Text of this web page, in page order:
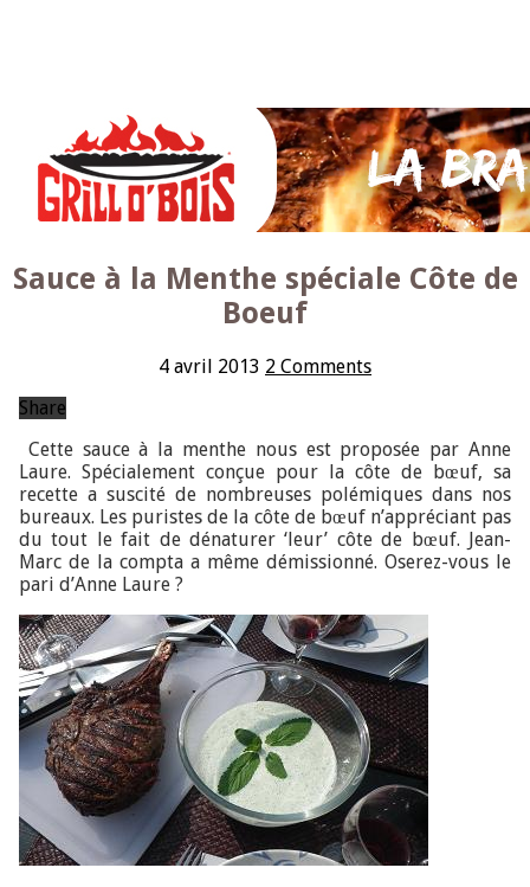
Sauce à la Menthe spéciale Côte de
Boeuf
4 avril 2013 2 Comments
Share
Cettesauce à la menthe nous est proposée par Anne
Laure. Spécialement conçue pour la côte de bœuf, sa
recette a suscité de nombreuses polémiques dans nos
bureaux. Les puristes de la côte de bœuf n’appréciant pas
du tout le fait de dénaturer ‘leur’ côte de bœuf. Jean-
Marc de la compta a même démissionné. Oserez-vous le
pari d’Anne Laure ?